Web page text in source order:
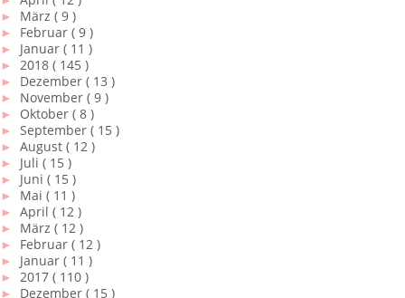
► März ( 9 )
► Februar ( 9 )
► Januar ( 11 )
► 2018 ( 145 )
► Dezember ( 13 )
► November ( 9 )
► Oktober ( 8 )
► September ( 15 )
► August ( 12 )
► Juli ( 15 )
► Juni ( 15 )
► Mai ( 11 )
► April ( 12 )
► März ( 12 )
► Februar ( 12 )
► Januar ( 11 )
► 2017 ( 110 )
► Dezember ( 15 )